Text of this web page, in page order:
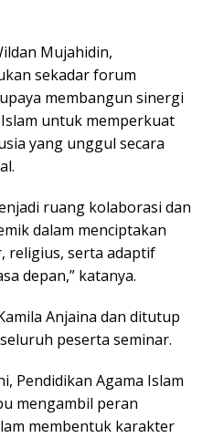
Mujahidin,
sekadar forum
membangun sinergi
untuk memperkuat
yang unggul secara
ruang kolaborasi dan
dalam menciptakan
religius, serta adaptif
depan,” katanya.
Anjaina dan ditutup
peserta seminar.
Pendidikan Agama Islam
mengambil peran
membentuk karakter